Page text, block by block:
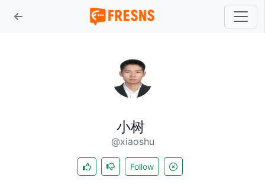
小树
@xiaoshu
Follow